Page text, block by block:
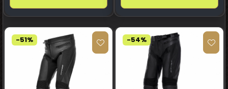
-51% -54%